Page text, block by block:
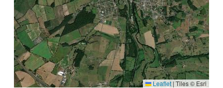
Leaflet | Tiles © Esri